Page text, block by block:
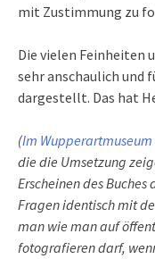
mit Zustimmung zu
Die vielen Feinheiten
sehr anschaulich und
dargestellt. Das hat
(Im Wupperartmuseum
die die Umsetzung
Erscheinen des
Fragen identisch mit
man wie man auf
fotografieren darf,